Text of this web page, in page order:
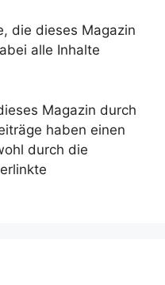
die dieses Magazin
alle Inhalte
Magazin durch
haben einen
durch die